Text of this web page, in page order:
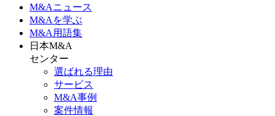
M&Aニュース
M&Aを学ぶ
M&A 用語集
日本M&A
センター
選ばれる理由
サービス
M&A事例
案件情報